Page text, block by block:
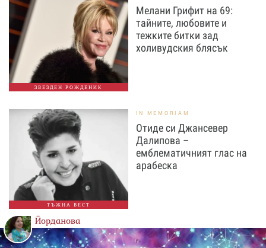
ЗВЕЗДЕН РОЖДЕНИК
Мелани Грифит на 69:
тайните, любовите и
тежките битки зад
холивудския блясък
ТЪЖНА ВЕСТ
IN MEMORIAM
Отиде си Джансевер
Далипова –
емблематичният глас на
арабеска
Йорданова